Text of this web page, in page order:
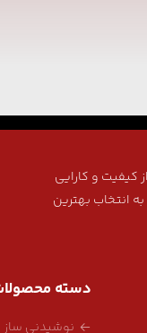
کیفیت و کارایی
انتخاب بهترین
دسته
نوشیدنی ساز